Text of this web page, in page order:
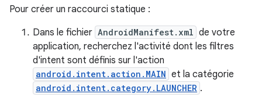
Pour créer un raccourci statique :
Dans le fichier AndroidManifest.xml de votre
application, recherchez l'activité dont les filtres
d'intent sont définis sur l'action
android.intent.action.MAIN et la catégorie
android.intent.category.LAUNCHER .